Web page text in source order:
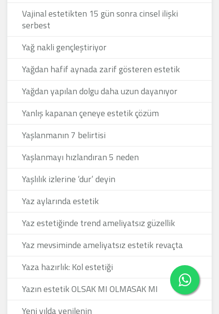
Vajinal estetikten 15 gün sonra cinsel ilişki
serbest
Yağ nakli gençleştiriyor
Yağdan hafif aynada zarif gösteren estetik
Yağdan yapılan dolgu daha uzun dayanıyor
Yanlış kapanan çeneye estetik çözüm
Yaşlanmanın 7 belirtisi
Yaşlanmayı hızlandıran 5 neden
Yaşlılık izlerine ‘dur’ deyin
Yaz aylarında estetik
Yaz estetiğinde trend ameliyatsız güzellik
Yaz mevsiminde ameliyatsız estetik revaçta
Yaza hazırlık: Kol estetiği
Yazın estetik OLSAK MI OLMASAK MI
Yeni yılda yenilenin